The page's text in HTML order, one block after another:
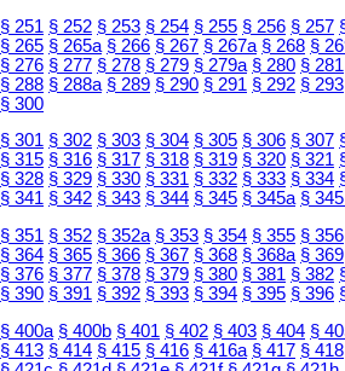
§ 251 § 252 § 253 § 254 § 255 § 256 § 257
§ 265 § 265a § 266 § 267 § 267a § 268 §
§ 276 § 277 § 278 § 279 § 279a § 280 § 281
§ 288 § 288a § 289 § 290 § 291 § 292 § 293
§ 300
§ 301 § 302 § 303 § 304 § 305 § 306 § 307
§ 315 § 316 § 317 § 318 § 319 § 320 § 321
§ 328 § 329 § 330 § 331 § 332 § 333 § 334
§ 341 § 342 § 343 § 344 § 345 § 345a §
§ 351 § 352 § 352a § 353 § 354 § 355 § 356
§ 364 § 365 § 366 § 367 § 368 § 368a § 369
§ 376 § 377 § 378 § 379 § 380 § 381 § 382
§ 390 § 391 § 392 § 393 § 394 § 395 § 396
§ 400a § 400b § 401 § 402 § 403 § 404 §
§ 413 § 414 § 415 § 416 § 416a § 417 § 418